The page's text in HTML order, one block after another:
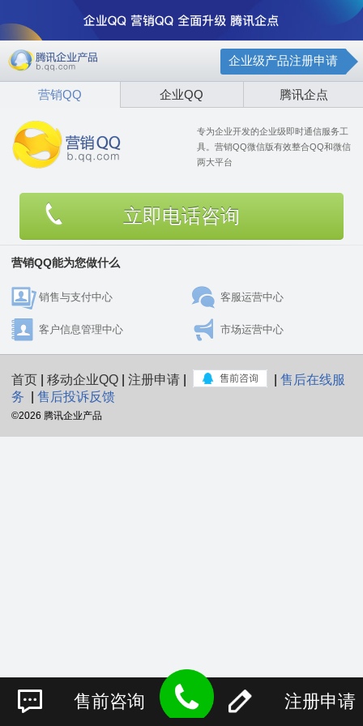
企业级产品注册申请
营销QQ 企业QQ 腾讯企点
专为企业开发的企业级即时通信服务工
具。营销QQ微信版有效整合QQ和微信
两大平台
立即电话咨询
营销QQ能为您做什么
销售与支付中心 客服运营中心
客户信息管理中心 市场运营中心
首页 移动企业QQ 注册申请
售后在线服
务
售后投诉反馈
©2026 腾讯企业产品
售前咨询 注册申请